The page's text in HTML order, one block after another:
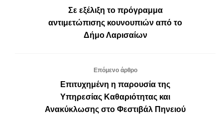
Σε εξέλιξη το πρόγραμμα
αντιμετώπισης κουνουπιών από το
Δήμο Λαρισαίων
Επόμενο άρθρο
Επιτυχημένη η παρουσία της
Υπηρεσίας Καθαριότητας και
Ανακύκλωσης στο Φεστιβάλ Πηνειού